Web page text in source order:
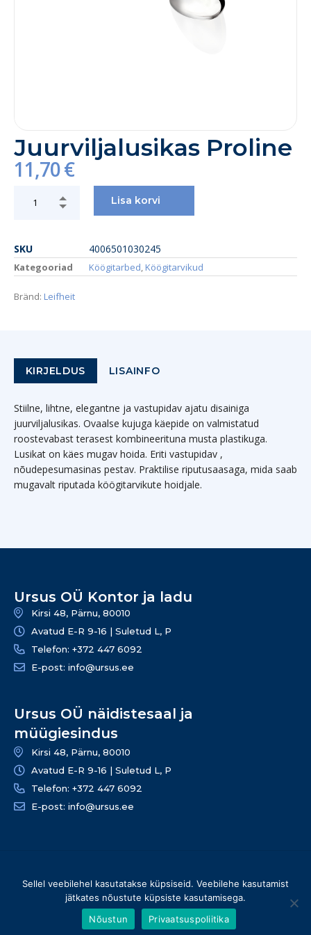
Juurviljalusikas Proline
11,70€
Lisa korvi
SKU 4006501030245
Kategooriad Köögitarbed Köögitarvikud
Bränd: Leifheit
KIRJELDUS LISAINFO
Stiilne, lihtne, elegantne ja vastupidav ajatu disainiga
juurviljalusikas. Ovaalse kujuga käepide on valmistatud
roostevabast terasest kombineerituna musta plastikuga.
Lusikat on käes mugav hoida. Eriti vastupidav ,
nõudepesumasinas pestav. Praktilise riputusaasaga, mida saab
mugavalt riputada köögitarvikute hoidjale.
Ursus OÜ Kontor ja ladu
Kirsi 48, Pärnu, 80010
Avatud E-R 9-16 | Suletud L, P
Telefon: +372 447 6092
E-post: info@ursus.ee
Ursus OÜ näidistesaal ja
müügiesindus
Kirsi 48, Pärnu, 80010
Avatud E-R 9-16 | Suletud L, P
Telefon: +372 447 6092
E-post: info@ursus.ee
+372 447 6090
Sellel veebilehel kasutatakse küpsiseid. Veebilehe kasutamist
jätkates nõustute küpsiste kasutamisega.
Nõustun
Privaatsuspoliitika